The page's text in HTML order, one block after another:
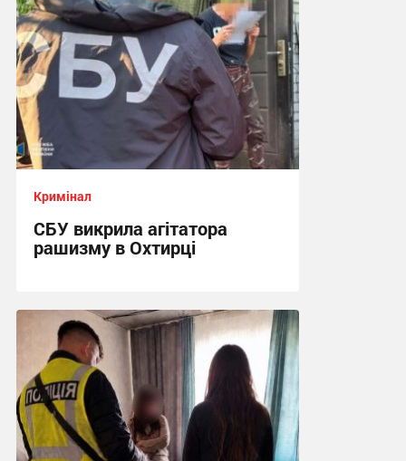
Кримінал
СБУ викрила агітатора
рашизму в Охтирці
13:34, 6.08.2026